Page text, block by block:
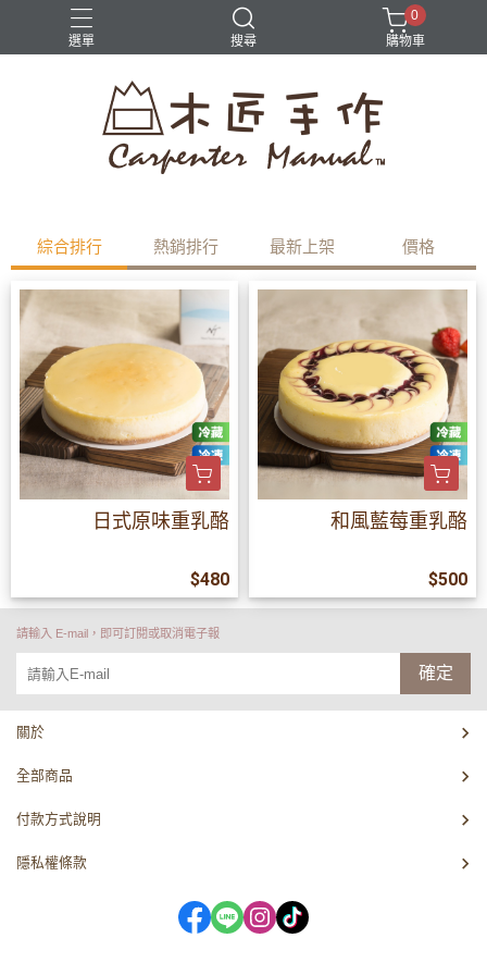
選單 搜尋
老奶奶 重乳酪
0
購物車
綜合排行 熱銷排行 最新上架 價格
日式原味重乳酪
$480
和風藍莓重乳酪
$500
請輸入 E-mail，即可訂閱或取消電子報
確定
關於
全部商品
付款方式說明
隱私權條款